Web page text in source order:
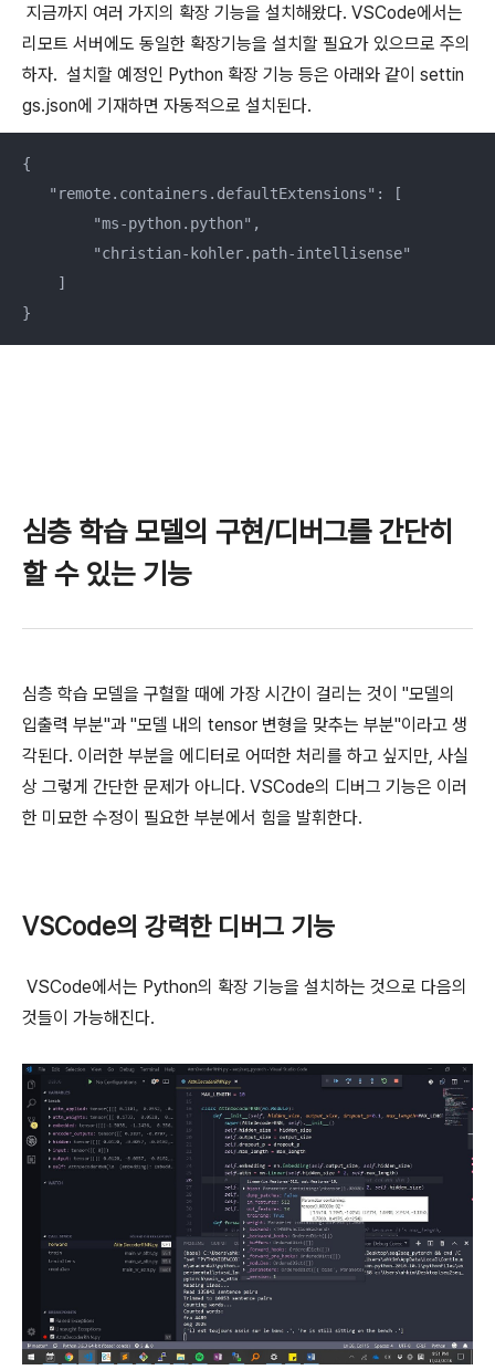
지금까지 여러 가지의 확장 기능을 설치해왔다. VSCode에서는
리모트 서버에도 동일한 확장기능을 설치할 필요가 있으므로 주의
하자. 설치할 예정인 Python 확장 기능 등은 아래와 같이 settin
gs.json에 기재하면 자동적으로 설치된다.
{
   "remote.containers.defaultExtensions": [
        "ms-python.python",
        "christian-kohler.path-intellisense"
    ]
}
심층 학습 모델의 구현/디버그를 간단히
할 수 있는 기능
심층 학습 모델을 구혈할 때에 가장 시간이 걸리는 것이 "모델의
입출력 부분"과 "모델 내의 tensor 변형을 맞추는 부분"이라고 생
각된다. 이러한 부분을 에디터로 어떠한 처리를 하고 싶지만, 사실
상 그렇게 간단한 문제가 아니다. VSCode의 디버그 기능은 이러
한 미묘한 수정이 필요한 부분에서 힘을 발휘한다.
VSCode의 강력한 디버그 기능
VSCode에서는 Python의 확장 기능을 설치하는 것으로 다음의
것들이 가능해진다.